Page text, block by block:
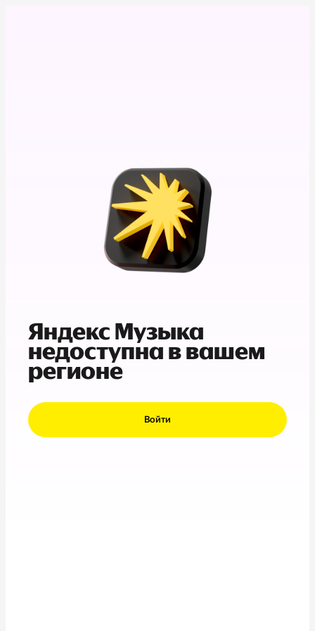
Яндекс Музыка
недоступна в вашем
регионе
Войти